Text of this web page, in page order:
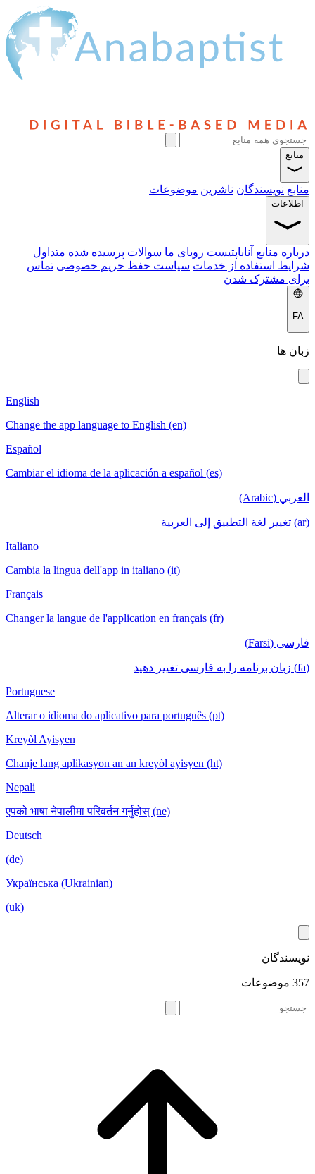
منابع
منابع نویسندگان ناشرین موضوعات
اطلاعات
درباره منابع آناباپتیست رویای ما سوالات پرسیده شده متداول
شرایط استفاده از خدمات سیاست حفظ حریم خصوصی تماس
برای مشترک شدن
FA
زبان ها
English
Change the app language to English (en)
Español
Cambiar el idioma de la aplicación a español (es)
العربي (Arabic)
(ar) تغيير لغة التطبيق إلى العربية
Italiano
Cambia la lingua dell'app in italiano (it)
Français
Changer la langue de l'application en français (fr)
فارسی (Farsi)
(fa) زبان برنامه را به فارسی تغییر دهید
Portuguese
Alterar o idioma do aplicativo para português (pt)
Kreyòl Ayisyen
Chanje lang aplikasyon an an kreyòl ayisyen (ht)
Nepali
एपको भाषा नेपालीमा परिवर्तन गर्नुहोस् (ne)
Deutsch
(de)
Українська (Ukrainian)
(uk)
نویسندگان
357 موضوعات